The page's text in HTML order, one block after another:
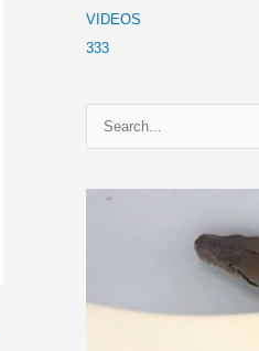
VIDEOS
333
u